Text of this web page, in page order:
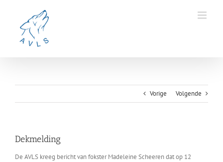
Vorige Volgende
Dekmelding
De AVLS kreeg bericht van fokster Madeleine Scheeren dat op 12